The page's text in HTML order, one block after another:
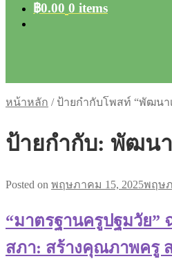
฿0.00 0 items
หน้าหลัก / ป้ายกำกับโพสท์ “พัฒนา
ป้ายกำกับ: พัฒนา
Posted on พฤษภาคม 15, 2025พฤษภ
“มาตรฐานครูปฐมวัย”
สภา: สร้างคุณภาพครู